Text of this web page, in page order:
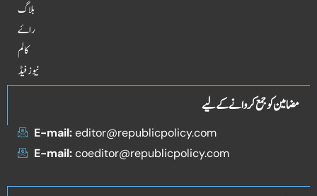
بلاگ
راۓ
کالم
نیوز فیڈ
مضامین کو جمع کروانے کے لیے
E-mail:editor@republicpolicy.com
E-mail:coeditor@republicpolicy.com